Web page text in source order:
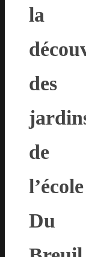
la
des
de
l’école
Du